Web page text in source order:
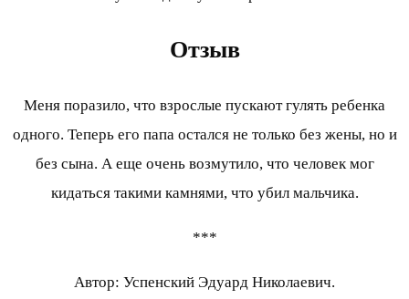
Отзыв
Меня поразило, что взрослые пускают гулять ребенка
одного. Теперь его папа остался не только без жены, но и
без сына. А еще очень возмутило, что человек мог
кидаться такими камнями, что убил мальчика.
***
Автор: Успенский Эдуард Николаевич.